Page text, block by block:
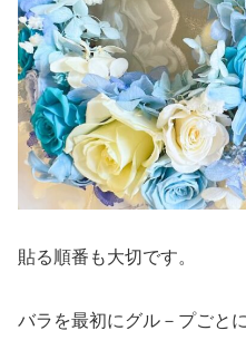
貼る順番も大切です。
バラを最初にグル－プごと